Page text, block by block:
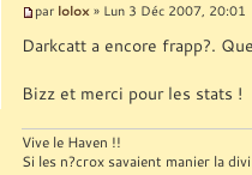
par lolox » Lun 3 Déc 2007, 20:01
Darkcatt a encore frapp?.
Bizz et merci pour les stats !
Vive le Haven !!
Si les n?crox savaient manier la